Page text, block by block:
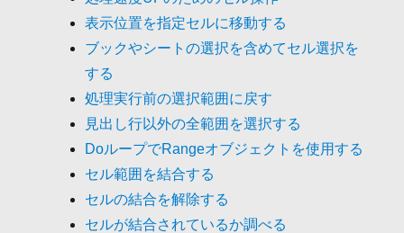
表示位置を指定セルに移動する
ブックやシートの選択を含めてセル選択を
する
処理実行前の選択範囲に戻す
見出し行以外の全範囲を選択する
DoループでRangeオブジェクトを使用する
セル範囲を結合する
セルの結合を解除する
セルが結合されているか調べる